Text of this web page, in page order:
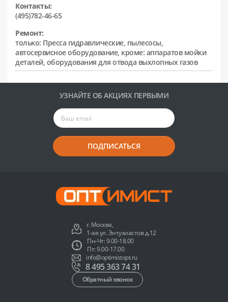
Контакты:
(495)782-46-65
Ремонт:
только: Пресса гидравлические, пылесосы,
автосервисное оборудование, кроме: аппаратов мойки
деталей, оборудования для отвода выхлопных газов
УЗНАЙТЕ ОБ АКЦИЯХ ПЕРВЫМИ
ПОДПИСАТЬСЯ
г. Москва,
1-ая ул. Энтузиастов д.12
Пн-Чт: 9.00-18.00
Пт: 9.00-17.00
info@optimistopt.ru
8 495 363 74 31
Обратный звонок